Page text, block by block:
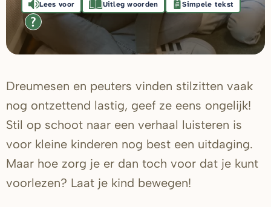
Lees voor Uitleg woorden Simpele tekst
Dreumesen en peuters vinden stilzitten vaak
nog ontzettend lastig, geef ze eens ongelijk!
Stil op schoot naar een verhaal luisteren is
voor kleine kinderen nog best een uitdaging.
Maar hoe zorg je er dan toch voor dat je kunt
voorlezen? Laat je kind bewegen!